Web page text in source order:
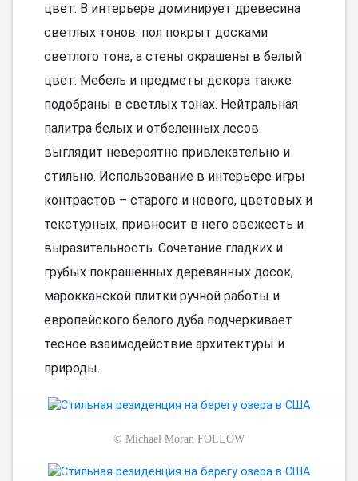
цвет. В интерьере доминирует древесина
светлых тонов: пол покрыт досками
светлого тона, а стены окрашены в белый
цвет. Мебель и предметы декора также
подобраны в светлых тонах. Нейтральная
палитра белых и отбеленных лесов
выглядит невероятно привлекательно и
стильно. Использование в интерьере игры
контрастов – старого и нового, цветовых и
текстурных, привносит в него свежесть и
выразительность. Сочетание гладких и
грубых покрашенных деревянных досок,
марокканской плитки ручной работы и
европейского белого дуба подчеркивает
тесное взаимодействие архитектуры и
природы.
© Michael Moran FOLLOW